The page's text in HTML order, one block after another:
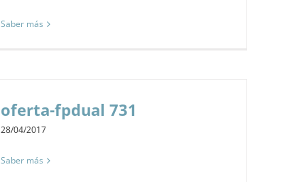
Saber más
oferta-fpdual 731
28/04/2017
Saber más